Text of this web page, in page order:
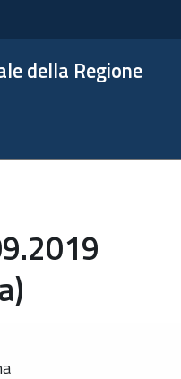
della Regione